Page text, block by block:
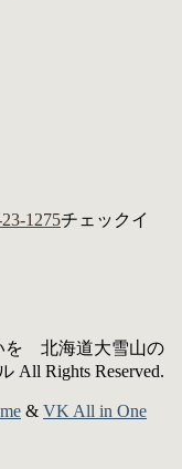
1275チェックイ
を 北海道大雪山の
All Rights Reserved.
& VK All in One